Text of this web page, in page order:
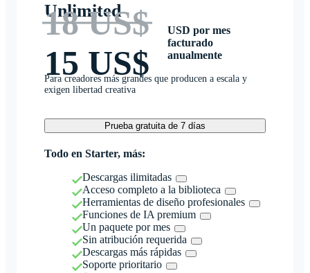
Unlimited
18 US$
15 US$
USD por mes
facturado
anualmente
Para creadores más grandes que producen a escala y
exigen libertad creativa
Prueba gratuita de 7 días
Todo en Starter, más:
Descargas ilimitadas
Acceso completo a la biblioteca
Herramientas de diseño profesionales
Funciones de IA premium
Un paquete por mes
Sin atribución requerida
Descargas más rápidas
Soporte prioritario